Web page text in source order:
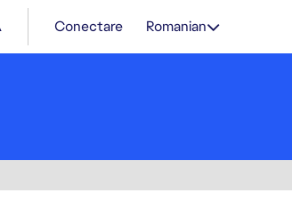
Conectare Romanian